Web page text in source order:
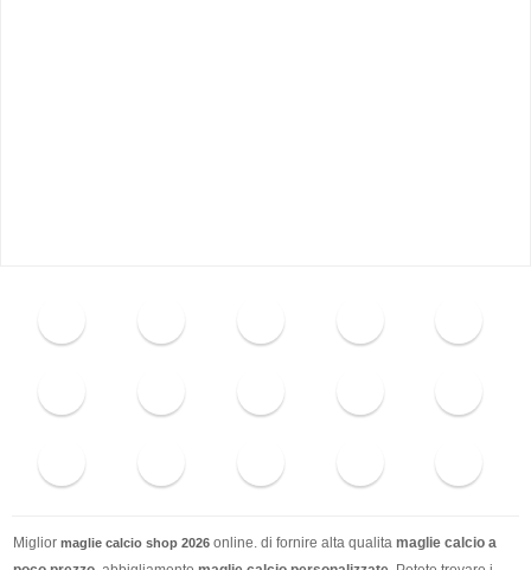
Miglior maglie calcio shop 2026 online. di fornire alta qualita maglie calcio a